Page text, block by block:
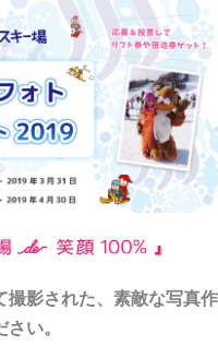
撮影された、素敵な写真作
い。